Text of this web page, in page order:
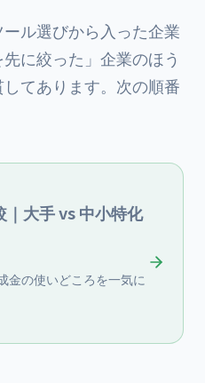
ル選びから入った企業
に絞った」企業のほう
てあります。次の順番
大手 vs 中小特化
金の使いどころを一気に